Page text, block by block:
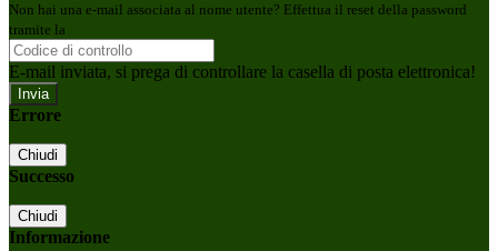
Non hai una e-mail associata al nome utente? Effettua il reset della password
tramite la
E-mail inviata, si prega di controllare la casella di posta elettronica!
Errore
Chiudi
Successo
Chiudi
Informazione